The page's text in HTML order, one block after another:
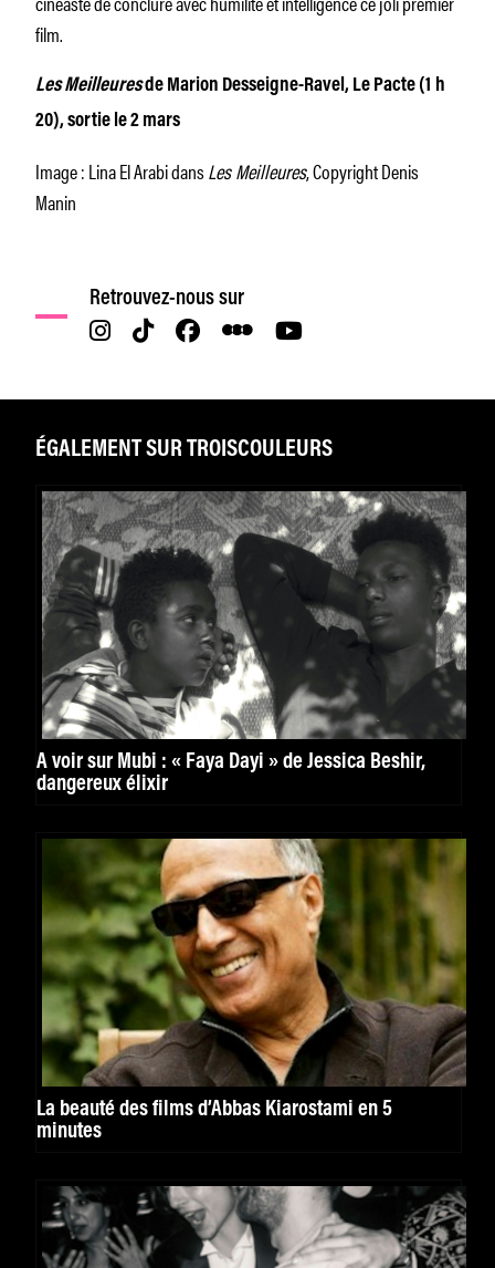
film.
Les Meilleuresde Marion Desseigne-Ravel, Le Pacte (1 h
20), sortie le 2 mars
Image : Lina El Arabi dansLes Meilleures, Copyright Denis
Manin
Retrouvez-nous sur
ÉGALEMENT SUR TROISCOULEURS
À voir sur Mubi : « Faya Dayi » de Jessica Beshir,
dangereux élixir
La beauté des films d’Abbas Kiarostami en 5
minutes